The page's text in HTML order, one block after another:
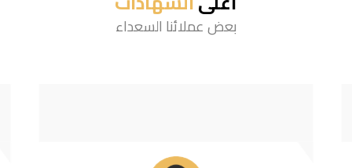
بعض عملائنا السعداء